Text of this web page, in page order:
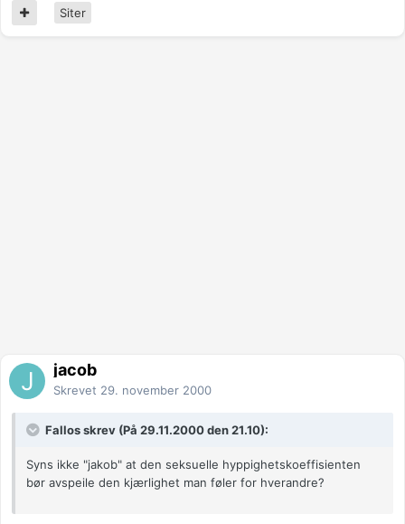
Siter
jacob
Skrevet 29. november 2000
Fallos skrev (På 29.11.2000 den 21.10):
Syns ikke "jakob" at den seksuelle hyppighetskoeffisienten
bør avspeile den kjærlighet man føler for hverandre?